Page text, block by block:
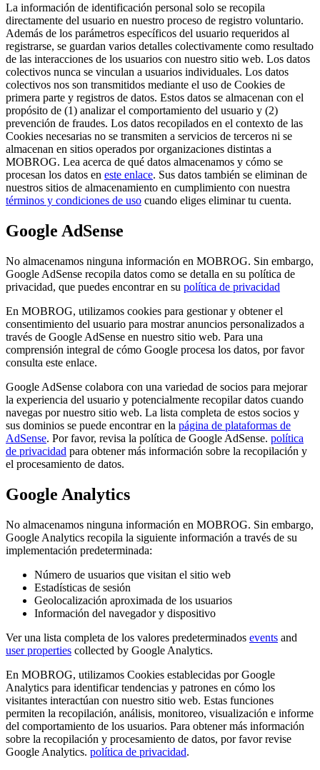
La información de identificación personal solo se recopila
directamente del usuario en nuestro proceso de registro voluntario.
Además de los parámetros específicos del usuario requeridos al
registrarse, se guardan varios detalles colectivamente como resultado
de las interacciones de los usuarios con nuestro sitio web. Los datos
colectivos nunca se vinculan a usuarios individuales. Los datos
colectivos nos son transmitidos mediante el uso de Cookies de
primera parte y registros de datos. Estos datos se almacenan con el
propósito de (1) analizar el comportamiento del usuario y (2)
prevención de fraudes. Los datos recopilados en el contexto de las
Cookies necesarias no se transmiten a servicios de terceros ni se
almacenan en sitios operados por organizaciones distintas a
MOBROG. Lea acerca de qué datos almacenamos y cómo se
procesan los datos en este enlace. Sus datos también se eliminan de
nuestros sitios de almacenamiento en cumplimiento con nuestra
términos y condiciones de uso cuando eliges eliminar tu cuenta.
Google AdSense
No almacenamos ninguna información en MOBROG. Sin embargo,
Google AdSense recopila datos como se detalla en su política de
privacidad, que puedes encontrar en su política de privacidad
En MOBROG, utilizamos cookies para gestionar y obtener el
consentimiento del usuario para mostrar anuncios personalizados a
través de Google AdSense en nuestro sitio web. Para una
comprensión integral de cómo Google procesa los datos, por favor
consulta este enlace.
Google AdSense colabora con una variedad de socios para mejorar
la experiencia del usuario y potencialmente recopilar datos cuando
navegas por nuestro sitio web. La lista completa de estos socios y
sus dominios se puede encontrar en la página de plataformas de
AdSense. Por favor, revisa la política de Google AdSense. política
de privacidad para obtener más información sobre la recopilación y
el procesamiento de datos.
Google Analytics
No almacenamos ninguna información en MOBROG. Sin embargo,
Google Analytics recopila la siguiente información a través de su
implementación predeterminada:
Número de usuarios que visitan el sitio web
Estadísticas de sesión
Geolocalización aproximada de los usuarios
Información del navegador y dispositivo
Ver una lista completa de los valores predeterminados events and
user properties collected by Google Analytics.
En MOBROG, utilizamos Cookies establecidas por Google
Analytics para identificar tendencias y patrones en cómo los
visitantes interactúan con nuestro sitio web. Estas funciones
permiten la recopilación, análisis, monitoreo, visualización e informe
del comportamiento de los usuarios. Para obtener más información
sobre la recopilación y procesamiento de datos, por favor revise
Google Analytics. política de privacidad.